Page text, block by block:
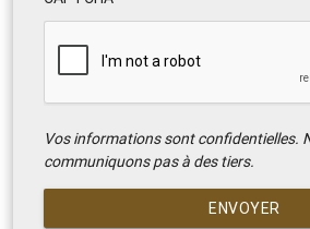
Vos informations sont confidentielles.
communiquons pas à des tiers.
ENVOYER